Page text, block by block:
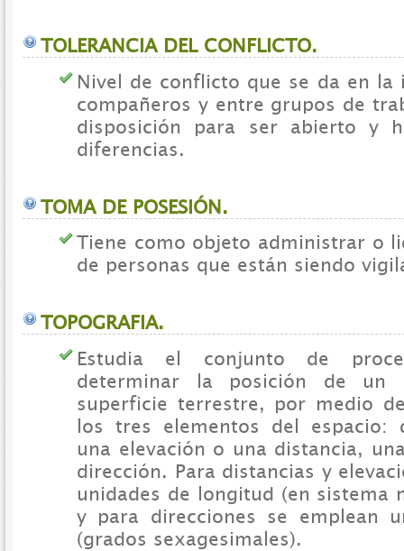
TOLERANCIA DEL CONFLICTO.
Nivel de conflicto que se da en la
compañeros y entre grupos de
disposición para ser abierto y
diferencias.
TOMA DE POSESIÓN.
Tiene como objeto administrar o
de personas que están siendo
TOPOGRAFIA.
Estudia el conjunto de
determinar la posición de un
superficie terrestre, por medio
los tres elementos del espacio:
una elevación o una distancia,
dirección. Para distancias y
unidades de longitud (en sistema
y para direcciones se emplean
(grados sexagesimales).